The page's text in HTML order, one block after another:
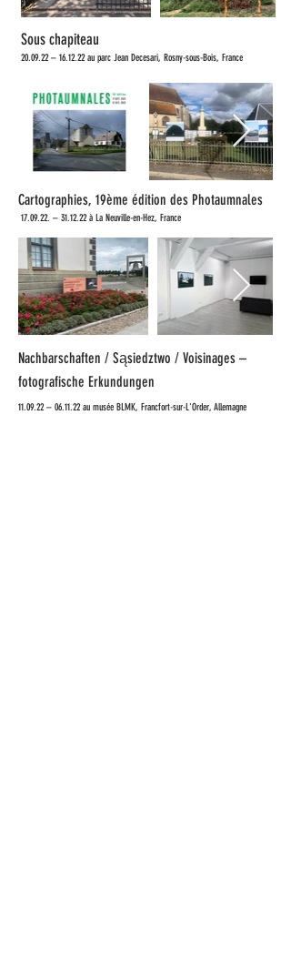
Sous chapiteau
20.09.22 – 16.12.22 au parc Jean Decesari, Rosny-sous-Bois, France
Cartographies, 19ème édition des Photaumnales
17.09.22. – 31.12.22 à La Neuville-en-Hez, France
Nachbarschaften / Sąsiedztwo / Voisinages –
fotografische Erkundungen
11.09.22 – 06.11.22 au musée BLMK, Francfort-sur-L'Order, Allemagne